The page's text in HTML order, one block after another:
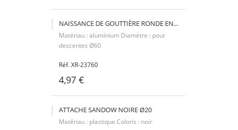
NAISSANCE DE GOUTTIÈRE RONDE EN...
Matériau : aluminium Diamètre : pour
descentes Ø60
Réf. XR-23760
4,97 €
ATTACHE SANDOW NOIRE Ø20
Matériau : plastique Coloris : noir